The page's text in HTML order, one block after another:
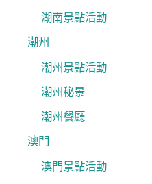
湖南景點活動
潮州
潮州景點活動
潮州秘景
潮州餐廳
澳門
澳門景點活動